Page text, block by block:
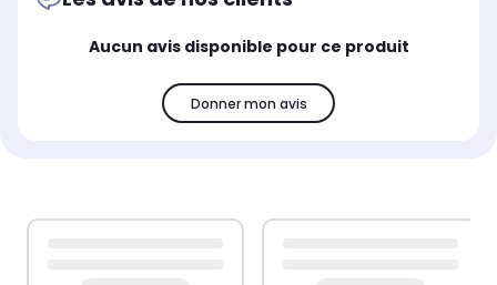
Aucun avis disponible pour ce produit
Donner mon avis